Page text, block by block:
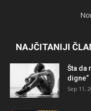
NAJČITANIJI
Šta da
digne“
Sep 11,